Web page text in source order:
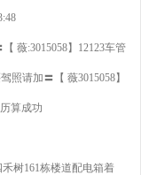
薇:3015058】12123车管
照请加〓【 薇3015058】
算成功
树161栋楼道配电箱着